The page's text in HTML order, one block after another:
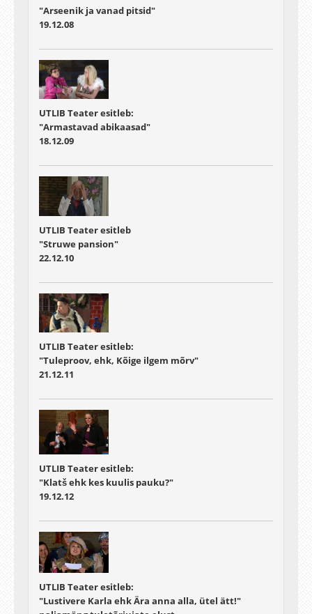
"Arseenik ja vanad pitsid"
19.12.08
UTLIB Teater esitleb:
"Armastavad abikaasad"
18.12.09
UTLIB Teater esitleb
"Struwe pansion"
22.12.10
UTLIB Teater esitleb:
"Tuleproov, ehk, Kõige ilgem mõrv"
21.12.11
UTLIB Teater esitleb:
"Klatš ehk kes kuulis pauku?"
19.12.12
UTLIB Teater esitleb:
"Lustivere Karla ehk Ära anna alla, ütel ätt!"